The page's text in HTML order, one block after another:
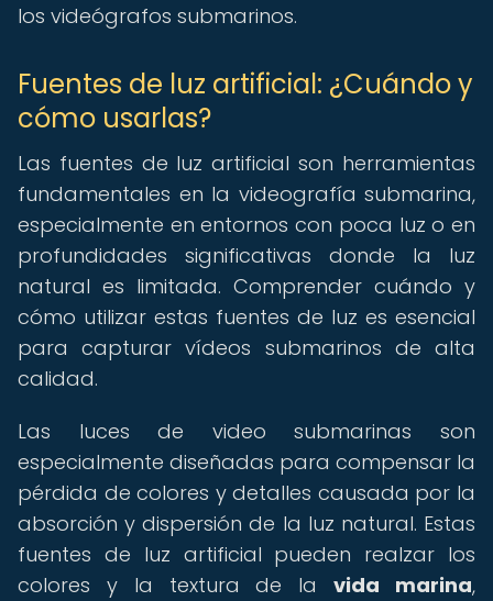
los videógrafos submarinos.
Fuentes de luz artificial: ¿Cuándo y
cómo usarlas?
Las fuentes de luz artificial son herramientas
fundamentales en la videografía submarina,
especialmente en entornos con poca luz o en
profundidades significativas donde la luz
natural es limitada. Comprender cuándo y
cómo utilizar estas fuentes de luz es esencial
para capturar vídeos submarinos de alta
calidad.
Las luces de video submarinas son
especialmente diseñadas para compensar la
pérdida de colores y detalles causada por la
absorción y dispersión de la luz natural. Estas
fuentes de luz artificial pueden realzar los
colores y la textura de lavida marina,